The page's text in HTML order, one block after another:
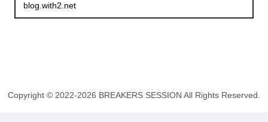
blog.with2.net
Copyright © 2022-2026 BREAKERS SESSION All Rights Reserved.